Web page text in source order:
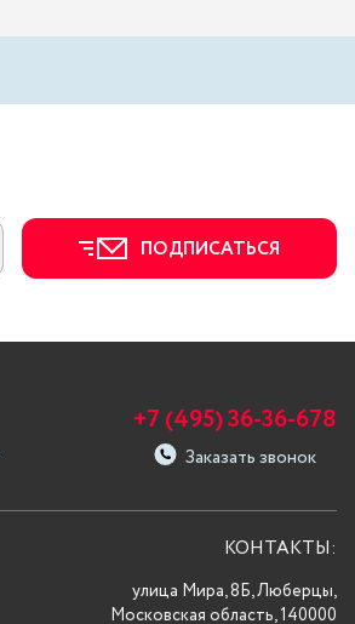
ПОДПИСАТЬСЯ
+7 (495) 36-36-678
Заказать звонок
КОНТАКТЫ:
улица Мира, 8Б, Люберцы,
Московская область, 140000